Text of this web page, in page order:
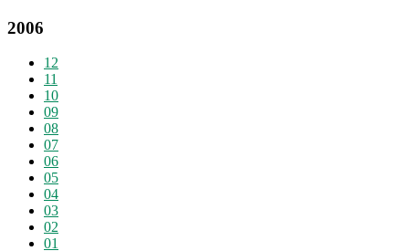
2006
12
11
10
09
08
07
06
05
04
03
02
01